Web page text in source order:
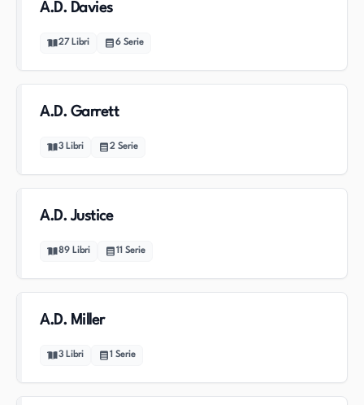
A.D. Davies
27 Libri 6 Serie
A.D. Garrett
3 Libri 2 Serie
A.D. Justice
89 Libri 11 Serie
A.D. Miller
3 Libri 1 Serie